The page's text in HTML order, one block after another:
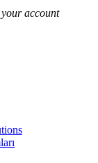
account